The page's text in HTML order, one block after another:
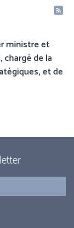
ministre et
chargé de la
et de